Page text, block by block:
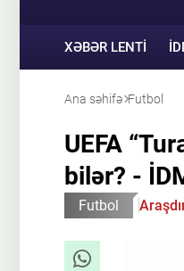
XƏBƏR LENTİ
Ana səhifə Futbol
UEFA
bilər? -
Futbol